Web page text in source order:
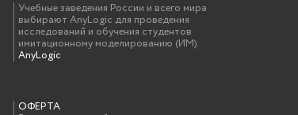
Учебные заведения России и всего мира
выбирают AnyLogic для проведения
исследований и обучения студентов
имитационному моделированию (ИМ).
AnyLogic
ОФЕРТА